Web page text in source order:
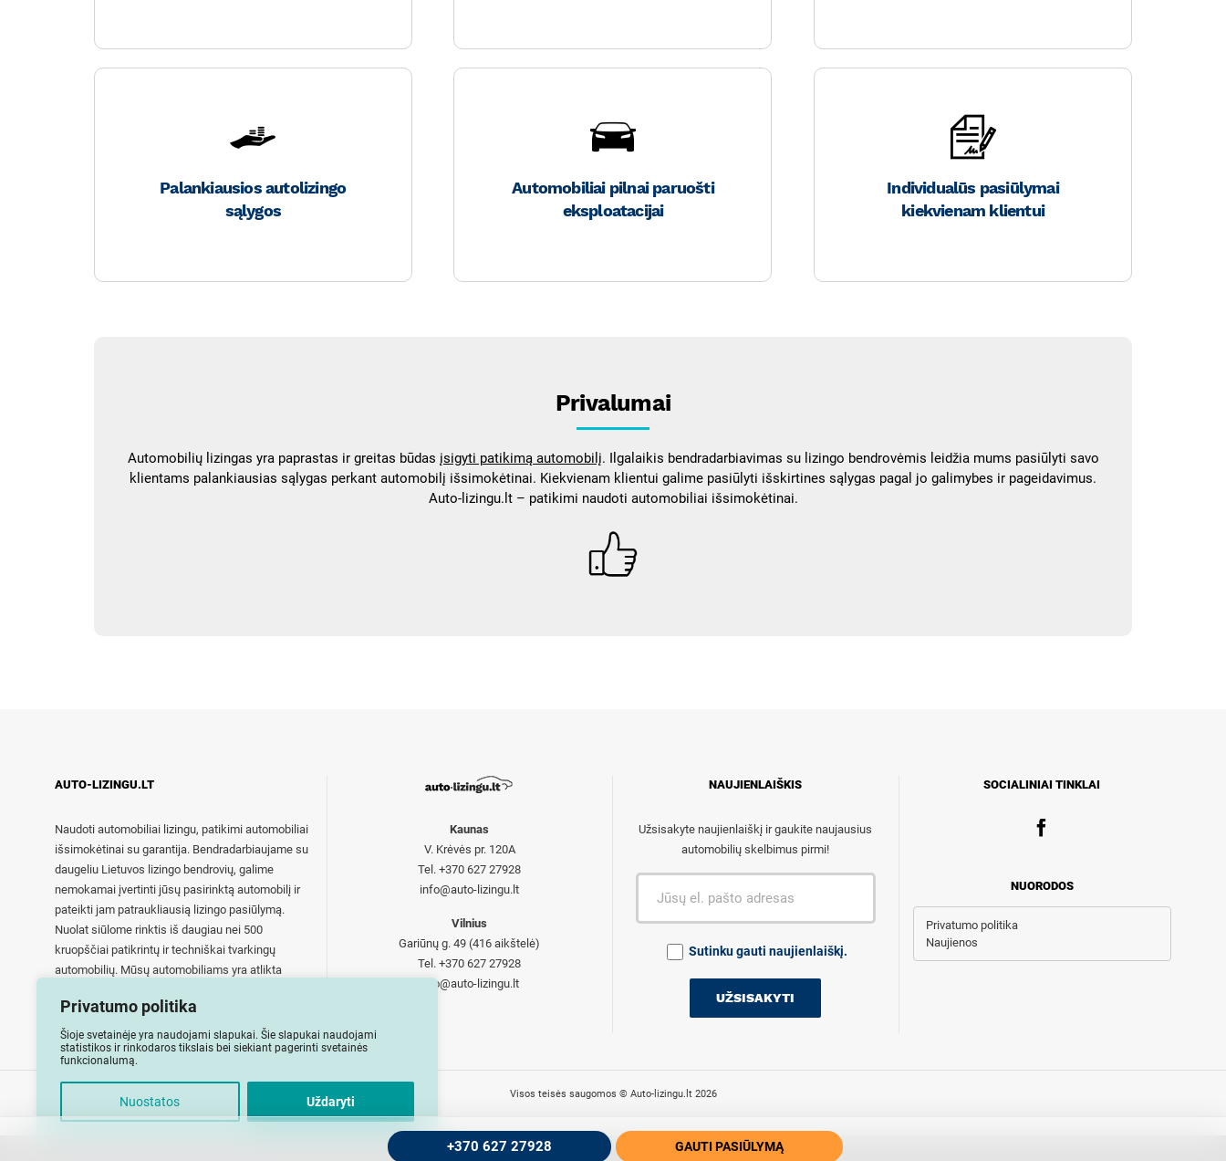
Privatumo politika
Šioje svetainėje yra naudojami slapukai. Šie slapukai naudojami
statistikos ir rinkodaros tikslais bei siekiant pagerinti svetainės
funkcionalumą.
Nuostatos Uždaryti
Palankiausios autolizingo
sąlygos
Automobiliai pilnai paruošti
eksploatacijai
Individualūs pasiūlymai
kiekvienam klientui
Privalumai
Automobilių lizingas yra paprastas ir greitas būdas įsigyti patikimą automobilį. Ilgalaikis bendradarbiavimas su lizingo bendrovėmis leidžia mums pasiūlyti savo
klientams palankiausias sąlygas perkant automobilį išsimokėtinai. Kiekvienam klientui galime pasiūlyti išskirtines sąlygas pagal jo galimybes ir pageidavimus.
Auto-lizingu.lt – patikimi naudoti automobiliai išsimokėtinai.
AUTO-LIZINGU.LT
Naudoti automobiliai lizingu, patikimi automobiliai
išsimokėtinai su garantija. Bendradarbiaujame su
daugeliu Lietuvos lizingo bendrovių, galime
nemokamai įvertinti jūsų pasirinktą automobilį ir
pateikti jam patraukliausią lizingo pasiūlymą.
Nuolat siūlome rinktis iš daugiau nei 500
kruopščiai patikrintų ir techniškai tvarkingų
automobilių. Mūsų automobiliams yra atlikta
eksploatacijai.
Kaunas
V. Krėvės pr. 120A
Tel. +370 627 27928
info@auto-lizingu.lt
Vilnius
Gariūnų g. 49 (416 aikštelė)
Tel. +370 627 27928
info@auto-lizingu.lt
NAUJIENLAIŠKIS
Užsisakyte naujienlaiškį ir gaukite naujausius
automobilių skelbimus pirmi!
Sutinku gauti naujienlaiškį.
SOCIALINIAI TINKLAI
NUORODOS
Privatumo politika
Naujienos
Visos teisės saugomos © Auto-lizingu.lt 2026
+370 627 27928 GAUTI PASIŪLYMĄ